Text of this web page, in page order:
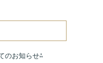
のお知らせ⁂